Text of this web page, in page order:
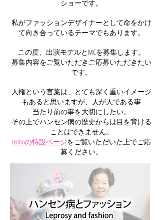
ショーです。
私がファッションデザイナーとして命をかけ
て向き合っているテーマでもあります。
この度、出演モデルとMCを募集します。
募集内容をご覧いただきご応募いただきたい
です。
人権という言葉は、とても深く重いイメージ
もあると思いますが、人が人である事
当たり前の事を大切にしたい。
その上でハンセン病の歴史からは目を背ける
ことはできません。
tenboの特設ページをご覧いただいた上でご応
募ください。